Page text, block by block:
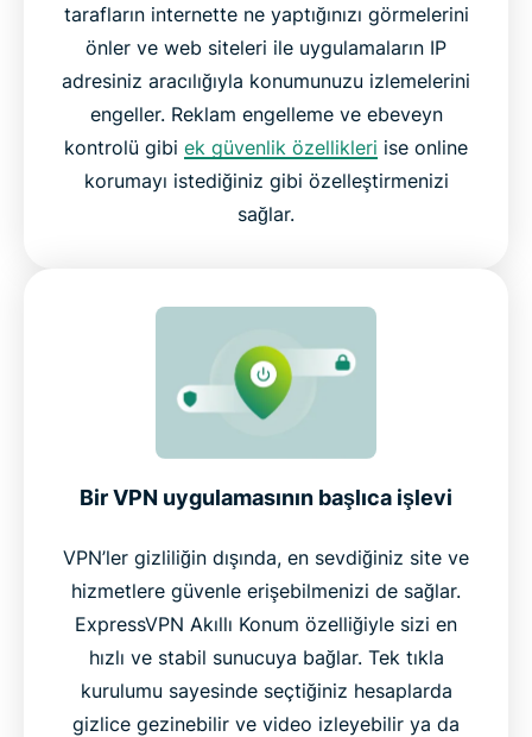
tarafların internette ne yaptığınızı görmelerini
önler ve web siteleri ile uygulamaların IP
adresiniz aracılığıyla konumunuzu izlemelerini
engeller. Reklam engelleme ve ebeveyn
kontrolü gibi ek güvenlik özellikleri ise online
korumayı istediğiniz gibi özelleştirmenizi
sağlar.
Bir VPN uygulamasının başlıca işlevi
VPN’ler gizliliğin dışında, en sevdiğiniz site ve
hizmetlere güvenle erişebilmenizi de sağlar.
ExpressVPN Akıllı Konum özelliğiyle sizi en
hızlı ve stabil sunucuya bağlar. Tek tıkla
kurulumu sayesinde seçtiğiniz hesaplarda
gizlice gezinebilir ve video izleyebilir ya da